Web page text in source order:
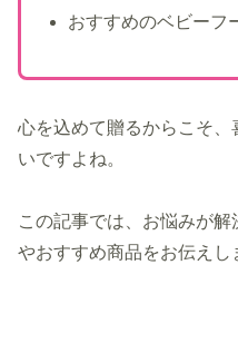
おすすめのベビーフ
心を込めて贈るからこそ
いですよね。
この記事では、お悩みが
やおすすめ商品をお伝えし